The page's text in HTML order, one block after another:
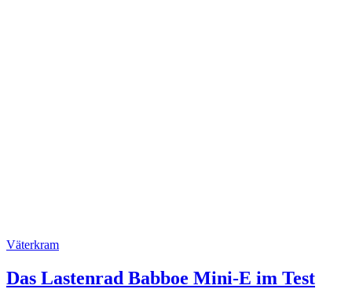
Väterkram
Das Lastenrad Babboe Mini-E im Test